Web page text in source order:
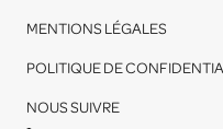
MENTIONS LÉGALES
POLITIQUE DE
NOUS SUIVRE